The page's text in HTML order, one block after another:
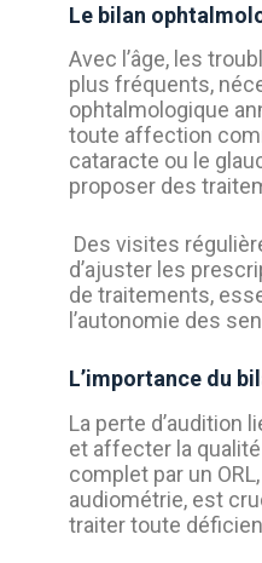
Le bilan
Avec l’âge, les
plus fréquents,
ophtalmologique
toute affection
cataracte ou le
proposer des
Des visites
d’ajuster les
de traitements,
l’autonomie des
L’importance du
La perte d’audition
et affecter la
complet par un
audiométrie, est
traiter toute